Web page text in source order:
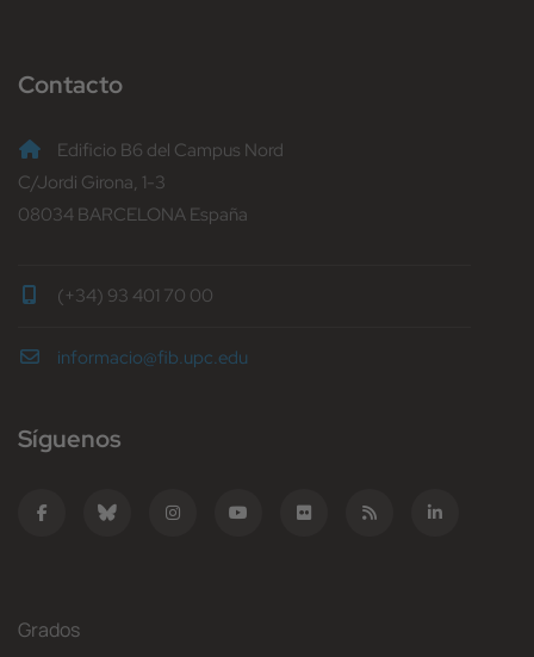
Contacto
Edificio B6 del Campus Nord
C/Jordi Girona, 1-3
08034 BARCELONA España
(+34) 93 401 70 00
informacio@fib.upc.edu
Síguenos
Grados